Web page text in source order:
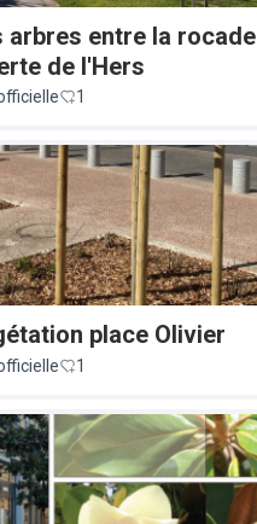
arbres entre la rocade
de l'Hers
1
place Olivier
1